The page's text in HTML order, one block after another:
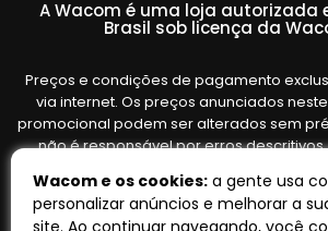
A Wacom é uma loja autorizada
Brasil sob licença da
Preços e condições de pagamento
via internet. Os preços anunciados
promocional podem ser alterados sem
não é responsável por erros
variar de acordo com o fornecedor/lote
válidas até o término de nossos
Wacom e os cookies: a gente usa
personalizar anúncios e melhorar a
site. Ao continuar navegando, você